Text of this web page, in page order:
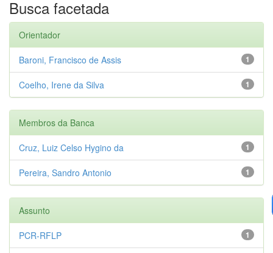
Busca facetada
Orientador
1
Baroni, Francisco de Assis
1
Coelho, Irene da Silva
Membros da Banca
1
Cruz, Luiz Celso Hygino da
1
Pereira, Sandro Antonio
Assunto
1
PCR-RFLP